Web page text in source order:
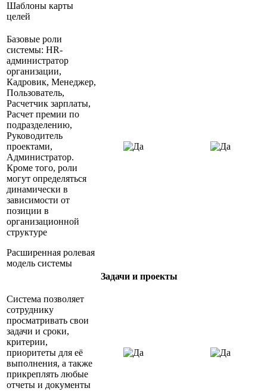
Шаблоны карты
целей
Базовые роли
системы: HR-
администратор
организации,
Кадровик, Менеджер,
Пользователь,
Расчетчик зарплаты,
Расчет премии по
подразделению,
Руководитель
проектами,
Администратор.
Кроме того, роли
могут определяться
динамически в
зависимости от
позиции в
организационной
структуре
Расширенная ролевая
модель системы
Задачи и проекты
Система позволяет
сотруднику
просматривать свои
задачи и сроки,
критерии,
приоритеты для её
выполнения, а также
прикреплять любые
отчеты и документы